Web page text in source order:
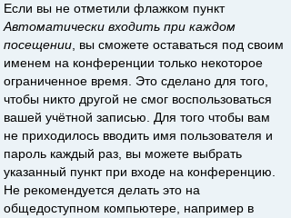
Если вы не отметили флажком пункт
Автоматически входить при каждом
посещении , вы сможете оставаться под своим
именем на конференции только некоторое
ограниченное время. Это сделано для того,
чтобы никто другой не смог воспользоваться
вашей учётной записью. Для того чтобы вам
не приходилось вводить имя пользователя и
пароль каждый раз, вы можете выбрать
указанный пункт при входе на конференцию.
Не рекомендуется делать это на
общедоступном компьютере, например в